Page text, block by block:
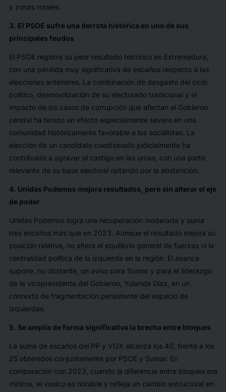
y zonas rurales.
3. El PSOE sufre una derrota histórica en uno de sus
principales feudos
El PSOE registra su peor resultado histórico en Extremadura,
con una pérdida muy significativa de escaños respecto a las
elecciones anteriores. La combinación de desgaste del ciclo
político, desmovilización de su electorado tradicional y el
impacto de los casos de corrupción que afectan al Gobierno
central ha tenido un efecto especialmente severo en una
comunidad históricamente favorable a los socialistas. La
elección de un candidato cuestionado judicialmente ha
contribuido a agravar el castigo en las urnas, con una parte
relevante de su base electoral optando por la abstención.
4. Unidas Podemos mejora resultados, pero sin alterar el eje
de poder
Unidas Podemos logra una recuperación moderada y suma
tres escaños más que en 2023. Aunque el resultado mejora su
posición relativa, no altera el equilibrio general de fuerzas ni la
centralidad política de la izquierda en la región. El avance
supone, no obstante, un aviso para Sumar y para el liderazgo
de la vicepresidenta del Gobierno, Yolanda Díaz, en un
contexto de fragmentación persistente del espacio de
izquierdas.
5. Se amplía de forma significativa la brecha entre bloques
La suma de escaños del PP y VOX alcanza los 40, frente a los
25 obtenidos conjuntamente por PSOE y Sumar. En
comparación con 2023, cuando la diferencia entre bloques era
mínima, el vuelco es notable y refleja un cambio estructural en